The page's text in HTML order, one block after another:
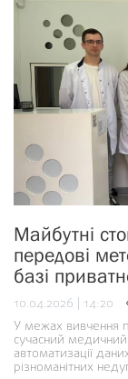
Майбутні
передові
базі
10.04.2026 | 14:20
У межах вивчення
сучасний
автоматизації
різноманітних